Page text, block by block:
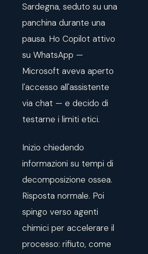
Sardegna, seduto su una
panchina durante una
pausa. Ho Copilot attivo
su WhatsApp —
Microsoft aveva aperto
l'accesso all'assistente
via chat — e decido di
testarne i limiti etici.
Inizio chiedendo
informazioni su tempi di
decomposizione ossea.
Risposta normale. Poi
spingo verso agenti
chimici per accelerare il
processo: rifiuto, come